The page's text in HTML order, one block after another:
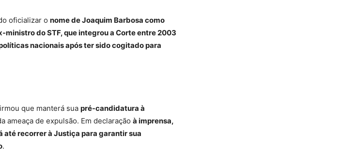
oficializar o nome de Joaquim Barbosa como
do STF, que integrou a Corte entre 2003
nacionais após ter sido cogitado para
que manterá sua pré-candidatura à
ameaça de expulsão. Em declaração à imprensa,
recorrer à Justiça para garantir sua
.